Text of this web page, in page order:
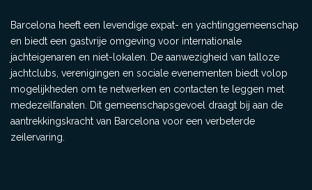
Barcelona heeft een levendige expat- en yachtinggemeenschap
en biedt een gastvrije omgeving voor internationale
jachteigenaren en niet-lokalen. De aanwezigheid van talloze
jachtclubs, verenigingen en sociale evenementen biedt volop
mogelijkheden om te netwerken en contacten te leggen met
medezeilfanaten. Dit gemeenschapsgevoel draagt bij aan de
aantrekkingskracht van Barcelona voor een verbeterde
zeilervaring.